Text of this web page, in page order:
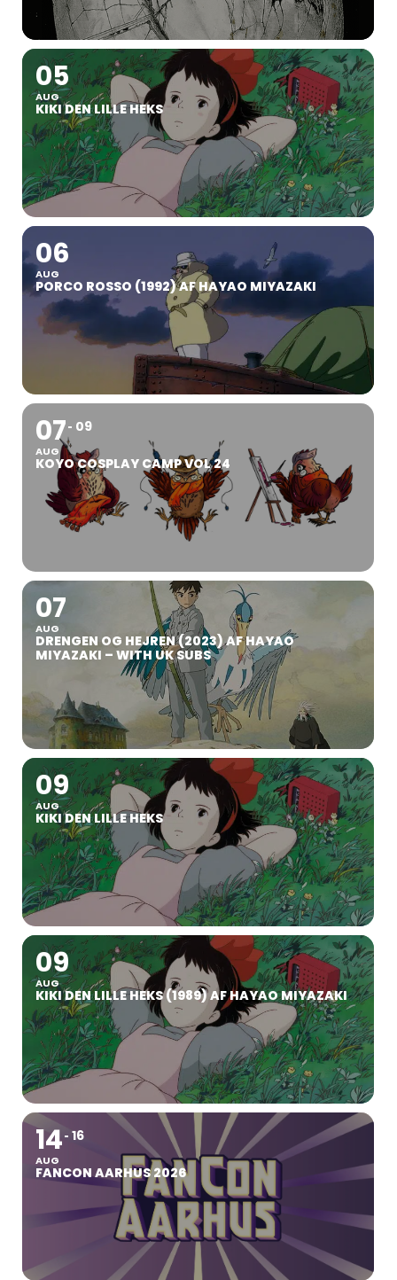
05
AUG
KIKI DEN LILLE HEKS
06
AUG
PORCO ROSSO (1992) AF HAYAO MIYAZAKI
07
AUG
09
KOYO COSPLAY CAMP VOL 24
07
AUG
DRENGEN OG HEJREN (2023) AF HAYAO
MIYAZAKI – WITH UK SUBS
09
AUG
KIKI DEN LILLE HEKS
09
AUG
KIKI DEN LILLE HEKS (1989) AF HAYAO MIYAZAKI
14
AUG
16
FANCON AARHUS 2026